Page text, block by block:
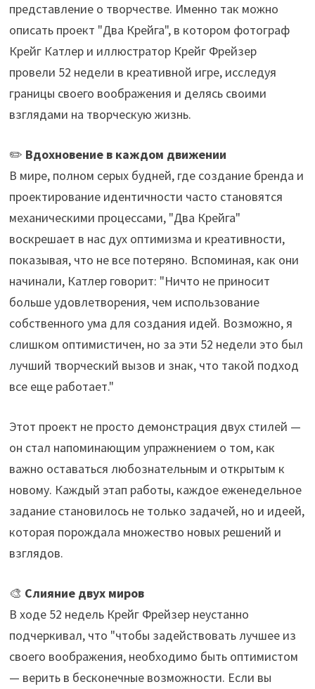
представление о творчестве. Именно так можно
описать проект "Два Крейга", в котором фотограф
Крейг Катлер и иллюстратор Крейг Фрейзер
провели 52 недели в креативной игре, исследуя
границы своего воображения и делясь своими
взглядами на творческую жизнь.
✏️ Вдохновение в каждом движении
В мире, полном серых будней, где создание бренда и
проектирование идентичности часто становятся
механическими процессами, "Два Крейга"
воскрешает в нас дух оптимизма и креативности,
показывая, что не все потеряно. Вспоминая, как они
начинали, Катлер говорит: "Ничто не приносит
больше удовлетворения, чем использование
собственного ума для создания идей. Возможно, я
слишком оптимистичен, но за эти 52 недели это был
лучший творческий вызов и знак, что такой подход
все еще работает."
Этот проект не просто демонстрация двух стилей —
он стал напоминающим упражнением о том, как
важно оставаться любознательным и открытым к
новому. Каждый этап работы, каждое еженедельное
задание становилось не только задачей, но и идеей,
которая порождала множество новых решений и
взглядов.
🎨 Слияние двух миров
В ходе 52 недель Крейг Фрейзер неустанно
подчеркивал, что "чтобы задействовать лучшее из
своего воображения, необходимо быть оптимистом
— верить в бесконечные возможности. Если вы